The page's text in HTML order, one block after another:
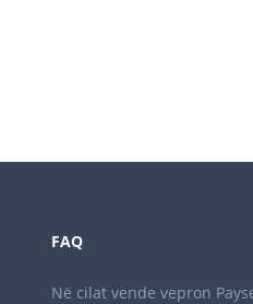
FAQ
Në cilat vende vepron